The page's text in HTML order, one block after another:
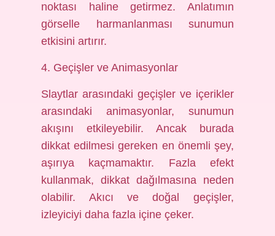
noktası haline getirmez. Anlatımın
görselle harmanlanması sunumun
etkisini artırır.
4. Geçişler ve Animasyonlar
Slaytlar arasındaki geçişler ve içerikler
arasındaki animasyonlar, sunumun
akışını etkileyebilir. Ancak burada
dikkat edilmesi gereken en önemli şey,
aşırıya kaçmamaktır. Fazla efekt
kullanmak, dikkat dağılmasına neden
olabilir. Akıcı ve doğal geçişler,
izleyiciyi daha fazla içine çeker.